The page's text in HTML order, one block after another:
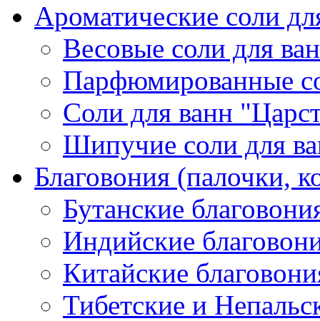
Ароматические соли
Весовые соли для
Парфюмированные
Соли для ванн
Шипучие соли для
Благовония (палочки,
Бутанские
Индийские
Китайские
Тибетские и